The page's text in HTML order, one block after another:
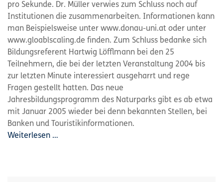
pro Sekunde. Dr. Müller verwies zum Schluss noch auf
Institutionen die zusammenarbeiten. Informationen kann
man Beispielsweise unter www.donau-uni.at oder unter
www.gloablscaling.de finden. Zum Schluss bedanke sich
Bildungsreferent Hartwig Löfflmann bei den 25
Teilnehmern, die bei der letzten Veranstaltung 2004 bis
zur letzten Minute interessiert ausgeharrt und rege
Fragen gestellt hatten. Das neue
Jahresbildungsprogramm des Naturparks gibt es ab etwa
mit Januar 2005 wieder bei denn bekannten Stellen, bei
Banken und Touristikinformationen.
Weiterlesen …